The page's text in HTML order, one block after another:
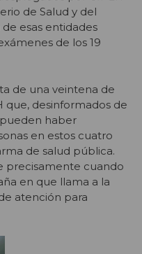
de Salud y del
esas entidades
de los 19
de una veintena de
que, desinformados de
haber
en estos cuatro
de salud pública.
precisamente cuando
en que llama a la
atención para